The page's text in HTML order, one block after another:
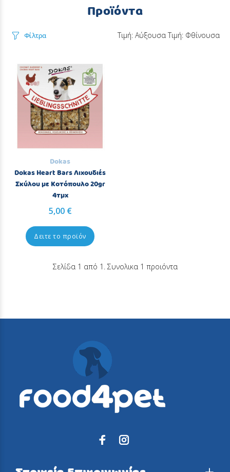
Προϊόντα
Φίλτρα Τιμή: Αύξουσα Τιμή: Φθίνουσα
Dokas
Dokas Heart Bars Λιχουδιές
Σκύλου με Κοτόπουλο 20gr
4τμχ
5,00 €
Δειτε το προϊόν
Σελίδα 1 από 1. Συνολικα 1 προιόντα